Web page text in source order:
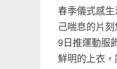
春季儀式感
己喘息的片
9日推運動服
鮮明的上衣